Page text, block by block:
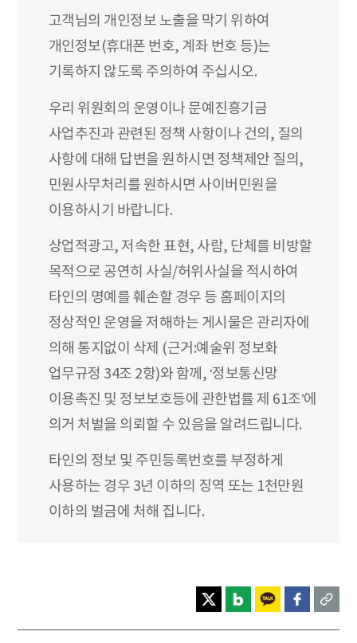
고객님의 개인정보 노출을 막기 위하여
개인정보(휴대폰 번호, 계좌 번호 등)는
기록하지 않도록 주의하여 주십시오.
우리 위원회의 운영이나 문예진흥기금
사업추진과 관련된 정책 사항이나 건의, 질의
사항에 대해 답변을 원하시면 정책제안 질의,
민원사무처리를 원하시면 사이버민원을
이용하시기 바랍니다.
상업적광고, 저속한 표현, 사람, 단체를 비방할
목적으로 공연히 사실/허위사실을 적시하여
타인의 명예를 훼손할 경우 등 홈페이지의
정상적인 운영을 저해하는 게시물은 관리자에
의해 통지없이 삭제 (근거:예술위 정보화
업무규정 34조 2항)와 함께, ‘정보통신망
이용촉진 및 정보보호등에 관한법률 제 61조’에
의거 처벌을 의뢰할 수 있음을 알려드립니다.
타인의 정보 및 주민등록번호를 부정하게
사용하는 경우 3년 이하의 징역 또는 1천만원
이하의 벌금에 처해 집니다.